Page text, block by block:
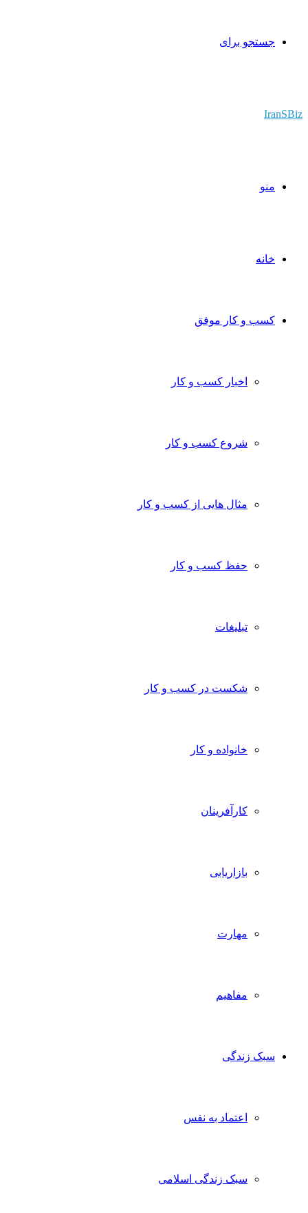
جستجو برای
IranSBiz
منو
خانه
کسب و کار موفق
اخبار کسب و کار
شروع کسب و کار
مثال هایی از کسب و کار
حفظ کسب و کار
تبلیغات
شکست در کسب و کار
خانواده و کار
کارآفرینان
بازاریابی
مهارت
مفاهیم
سبک زندگی
اعتماد به نفس
سبک زندگی اسلامی